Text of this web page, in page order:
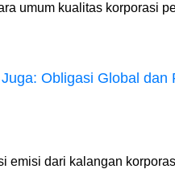
umum kualitas korporasi
Obligasi Global dan
emisi dari kalangan